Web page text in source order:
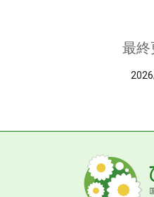
最終